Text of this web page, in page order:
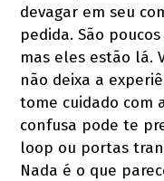
devagar em seu
pedida. São
mas eles estão lá.
não deixa a
tome cuidado com
confusa pode te
loop ou portas
Nada é o que